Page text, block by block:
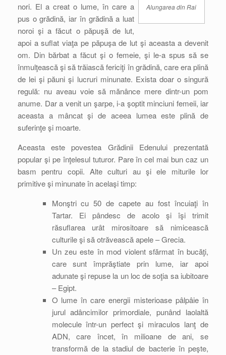
Alungarea din Rai
nori. El a creat o lume, în care a
pus o grădină, iar în grădină a luat
noroi şi a făcut o păpuşă de lut,
apoi a suflat viaţa pe păpuşa de lut şi aceasta a devenit
om. Din bărbat a făcut şi o femeie, şi le-a spus să se
înmulţească şi să trăiască fericiţi în grădină, care era plină
de lei şi păuni şi lucruri minunate. Exista doar o singură
regulă: nu aveau voie să mănânce mere dintr-un pom
anume. Dar a venit un şarpe, i-a şoptit minciuni femeii, iar
aceasta a mâncat şi de aceea lumea este plină de
suferinţe şi moarte.
Aceasta este povestea Grădinii Edenului prezentată
popular şi pe înţelesul tuturor. Pare în cel mai bun caz un
basm pentru copii. Alte culturi au şi ele miturile lor
primitive şi minunate în acelaşi timp:
Monştri cu 50 de capete au fost încuiaţi în
Tartar. Ei pândesc de acolo şi îşi trimit
răsuflarea urât mirositoare să nimicească
culturile şi să otrăvească apele – Grecia.
Un zeu este în mod violent sfărmat în bucăţi,
care sunt împrăştiate prin lume, iar apoi
adunate şi repuse la un loc de soţia sa iubitoare
– Egipt.
O lume în care energii misterioase pâlpâie în
jurul adâncimilor primordiale, punând laolaltă
molecule într-un perfect şi miraculos lanţ de
ADN, care încet, în milioane de ani, se
transformă de la stadiul de bacterie în peşte,